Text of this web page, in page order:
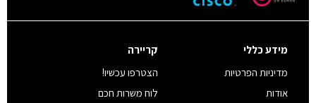
מידע כללי
מדיניות הפרטיות
אודות
קריירה
הצטרפו עכשיו!
לוח משרות חכם